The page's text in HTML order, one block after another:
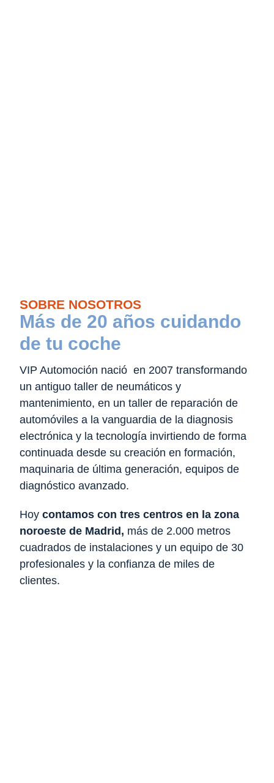
SOBRE NOSOTROS
Más de 20 años cuidando
de tu coche
VIP Automoción nació en 2007 transformando
un antiguo taller de neumáticos y
mantenimiento, en un taller de reparación de
automóviles a la vanguardia de la diagnosis
electrónica y la tecnología invirtiendo de forma
continuada desde su creación en formación,
maquinaria de última generación, equipos de
diagnóstico avanzado.
Hoy contamos con tres centros en la zona
noroeste de Madrid, más de 2.000 metros
cuadrados de instalaciones y un equipo de 30
profesionales y la confianza de miles de
clientes.